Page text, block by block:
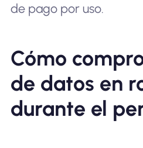
de pago por uso.
Cómo
de datos en
durante el